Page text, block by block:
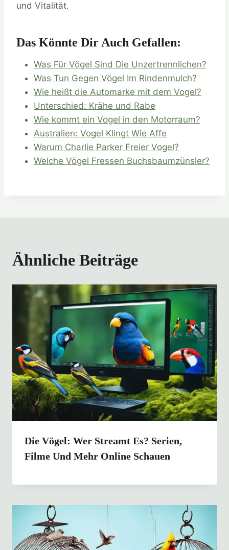
und Vitalität.
Das Könnte Dir Auch Gefallen:
Was Für Vögel Sind Die Unzertrennlichen?
Was Tun Gegen Vögel Im Rindenmulch?
Wie heißt die Automarke mit dem Vogel?
Unterschied: Krähe und Rabe
Wie kommt ein Vogel in den Motorraum?
Australien: Vogel Klingt Wie Affe
Warum Charlie Parker Freier Vogel?
Welche Vögel Fressen Buchsbaumzünsler?
Ähnliche Beiträge
Die Vögel: Wer Streamt Es? Serien,
Filme Und Mehr Online Schauen